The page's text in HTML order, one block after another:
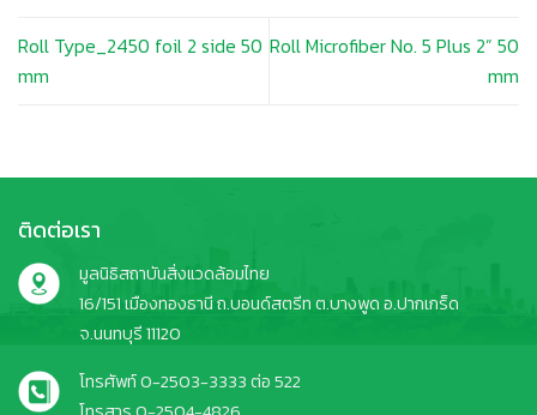
Roll Type_2450 foil 2 side 50
mm
Roll Microfiber No. 5 Plus 2” 50
mm
ติดต่อเรา
มูลนิธิสถาบันสิ่งแวดล้อมไทย
16/151 เมืองทองธานี ถ.บอนด์สตรีท ต.บางพูด อ.ปากเกร็ด
จ.นนทบุรี 11120
โทรศัพท์ 0-2503-3333 ต่อ 522